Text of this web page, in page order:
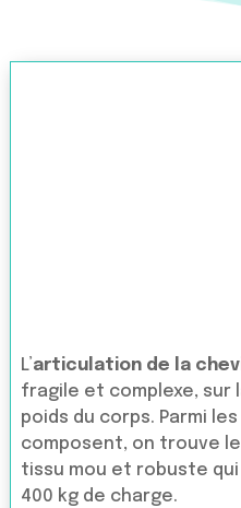
L’articulation de la
fragile et complexe, sur
poids du corps. Parmi
composent, on trouve le
tissu mou et robuste
400 kg de charge.